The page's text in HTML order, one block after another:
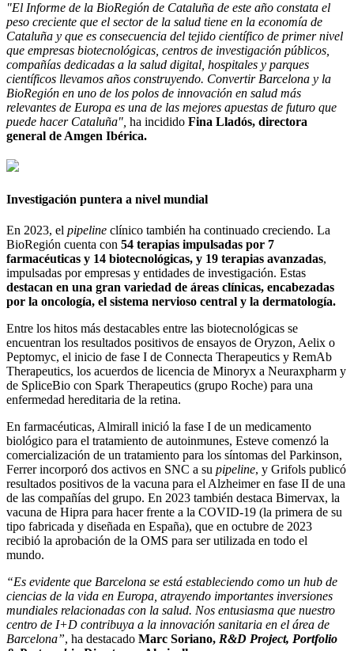
"El Informe de la BioRegión de Cataluña de este año constata el
peso creciente que el sector de la salud tiene en la economía de
Cataluña y que es consecuencia del tejido científico de primer nivel
que empresas biotecnológicas, centros de investigación públicos,
compañías dedicadas a la salud digital, hospitales y parques
científicos llevamos años construyendo. Convertir Barcelona y la
BioRegión en uno de los polos de innovación en salud más
relevantes de Europa es una de las mejores apuestas de futuro que
puede hacer Cataluña", ha incidido Fina Lladós, directora
general de Amgen Ibérica.
Investigación puntera a nivel mundial
En 2023, el pipeline clínico también ha continuado creciendo. La
BioRegión cuenta con 54 terapias impulsadas por 7
farmacéuticas y 14 biotecnológicas, y 19 terapias avanzadas,
impulsadas por empresas y entidades de investigación. Estas
destacan en una gran variedad de áreas clínicas, encabezadas
por la oncología, el sistema nervioso central y la dermatología.
Entre los hitos más destacables entre las biotecnológicas se
encuentran los resultados positivos de ensayos de Oryzon, Aelix o
Peptomyc, el inicio de fase I de Connecta Therapeutics y RemAb
Therapeutics, los acuerdos de licencia de Minoryx a Neuraxpharm y
de SpliceBio con Spark Therapeutics (grupo Roche) para una
enfermedad hereditaria de la retina.
En farmacéuticas, Almirall inició la fase I de un medicamento
biológico para el tratamiento de autoinmunes, Esteve comenzó la
comercialización de un tratamiento para los síntomas del Parkinson,
Ferrer incorporó dos activos en SNC a su pipeline, y Grifols publicó
resultados positivos de la vacuna para el Alzheimer en fase II de una
de las compañías del grupo. En 2023 también destaca Bimervax, la
vacuna de Hipra para hacer frente a la COVID-19 (la primera de su
tipo fabricada y diseñada en España), que en octubre de 2023
recibió la aprobación de la OMS para ser utilizada en todo el
mundo.
“Es evidente que Barcelona se está estableciendo como un hub de
ciencias de la vida en Europa, atrayendo importantes inversiones
mundiales relacionadas con la salud. Nos entusiasma que nuestro
centro de I+D contribuya a la innovación sanitaria en el área de
Barcelona”, ha destacado Marc Soriano, R&D Project, Portfolio